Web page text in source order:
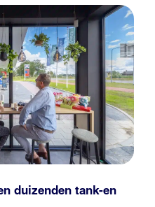
duizenden tank-en